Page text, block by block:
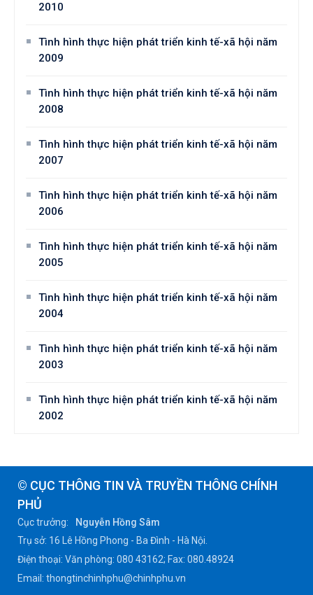
2010
Tình hình thực hiện phát triển kinh tế-xã hội năm
2009
Tình hình thực hiện phát triển kinh tế-xã hội năm
2008
Tình hình thực hiện phát triển kinh tế-xã hội năm
2007
Tình hình thực hiện phát triển kinh tế-xã hội năm
2006
Tình hình thực hiện phát triển kinh tế-xã hội năm
2005
Tình hình thực hiện phát triển kinh tế-xã hội năm
2004
Tình hình thực hiện phát triển kinh tế-xã hội năm
2003
Tình hình thực hiện phát triển kinh tế-xã hội năm
2002
© CỤC THÔNG TIN VÀ TRUYỀN THÔNG CHÍNH
PHỦ
Cục trưởng:
Nguyễn Hồng Sâm
Trụ sở: 16 Lê Hồng Phong - Ba Đình - Hà Nội.
Điện thoại: Văn phòng: 080 43162; Fax: 080.48924
Email: thongtinchinhphu@chinhphu.vn